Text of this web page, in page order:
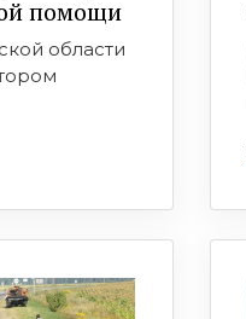
помощи
области